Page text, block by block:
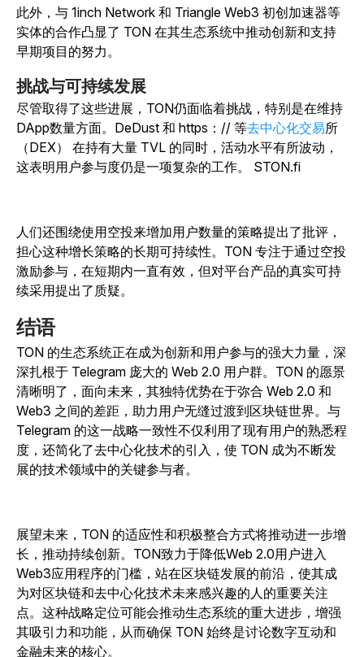
此外，与 1inch Network 和 Triangle Web3 初创加速器等
实体的合作凸显了 TON 在其生态系统中推动创新和支持
早期项目的努力。
挑战与可持续发展
尽管取得了这些进展，TON仍面临着挑战，特别是在维持
DApp数量方面。 DeDust 和 https：// 等去中心化交易所
（DEX） 在持有大量 TVL 的同时，活动水平有所波动，
这表明用户参与度仍是一项复杂的工作。
STON.fi
人们还围绕使用空投来增加用户数量的策略提出了批评，
担心这种增长策略的长期可持续性。TON 专注于通过空投
激励参与，在短期内一直有效，但对平台产品的真实可持
续采用提出了质疑。
结语
TON 的生态系统正在成为创新和用户参与的强大力量，深
深扎根于 Telegram 庞大的 Web 2.0 用户群。TON 的愿景
清晰明了，面向未来，其独特优势在于弥合 Web 2.0 和
Web3 之间的差距，助力用户无缝过渡到区块链世界。与
Telegram 的这一战略一致性不仅利用了现有用户的熟悉程
度，还简化了去中心化技术的引入，使 TON 成为不断发
展的技术领域中的关键参与者。
展望未来，TON 的适应性和积极整合方式将推动进一步增
长，推动持续创新。TON致力于降低Web 2.0用户进入
Web3应用程序的门槛，站在区块链发展的前沿，使其成
为对区块链和去中心化技术未来感兴趣的人的重要关注
点。这种战略定位可能会推动生态系统的重大进步，增强
其吸引力和功能，从而确保 TON 始终是讨论数字互动和
金融未来的核心。